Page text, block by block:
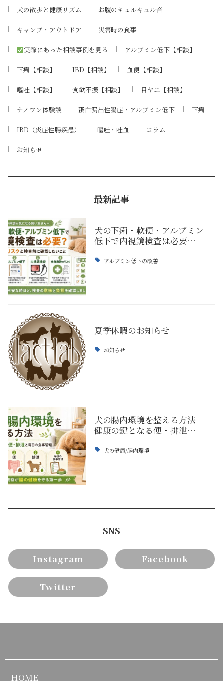
犬の散歩と健康リズム お腹のキュルキュル音
キャンプ・アウトドア 災害時の食事
実際にあった相談事例を見る アルブミン低下【相談】
下痢【相談】 IBD【相談】 血便【相談】
嘔吐【相談】 食欲不振【相談】 目ヤニ【相談】
ナノワン体験談 蛋白漏出性腸症・アルブミン低下 下痢
IBD（炎症性腸疾患） 嘔吐・吐血 コラム
お知らせ
最新記事
犬の下痢・軟便・アルブミン
低下で内視鏡検査は必要…
アルブミン低下の改善
夏季休暇のお知らせ
お知らせ
犬の腸内環境を整える方法｜
健康の鍵となる便・排泄…
犬の健康/腸内環境
SNS
Instagram Facebook
Twitter
HOME